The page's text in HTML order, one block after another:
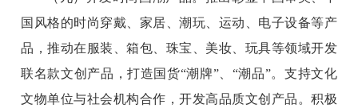
国风格的时尚穿戴、家居、潮玩、运动、电子设备等产
品，推动在服装、箱包、珠宝、美妆、玩具等领域开发
联名款文创产品，打造国货“潮牌”、“潮品”。支持文化
文物单位与社会机构合作，开发高品质文创产品。积极